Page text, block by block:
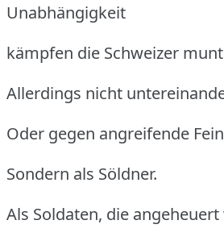
Unabhängigkeit
kämpfen die Schweizer
Allerdings nicht
Oder gegen angreifende
Sondern als Söldner.
Als Soldaten, die